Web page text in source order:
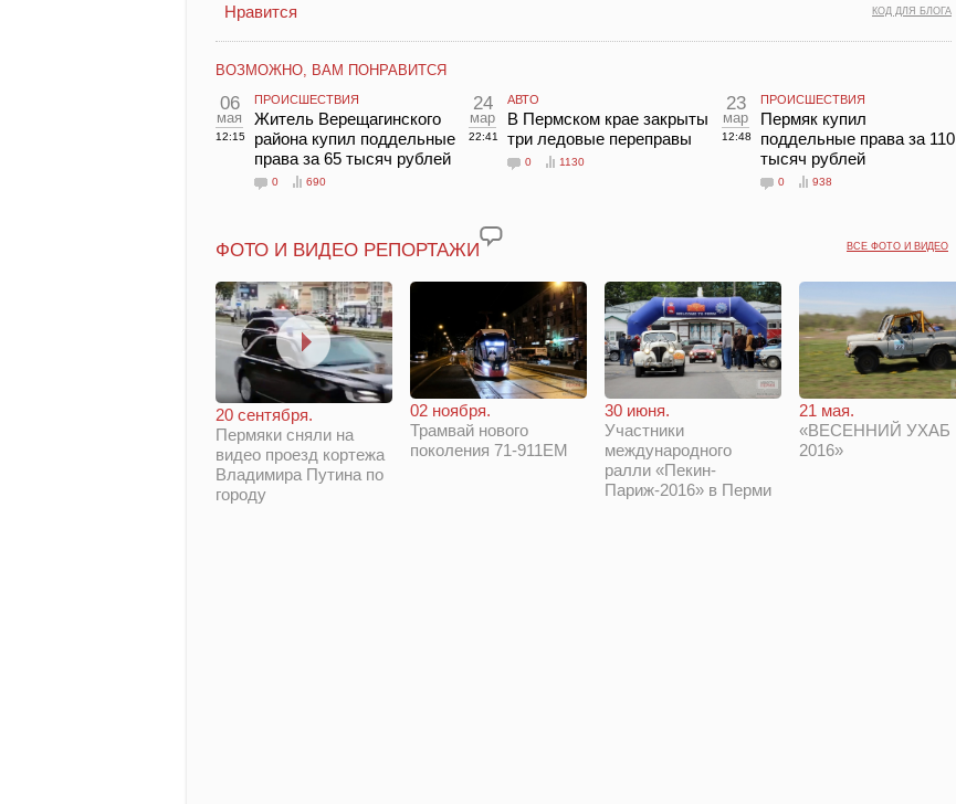
КОД ДЛЯ БЛОГА
Нравится
ВОЗМОЖНО, ВАМ ПОНРАВИТСЯ
06
мая
12:15
ПРОИСШЕСТВИЯ
Житель Верещагинского
района купил поддельные
права за 65 тысяч рублей
0 690
24
мар
22:41
АВТО
В Пермском крае закрыты
три ледовые переправы
0 1130
23
мар
12:48
ПРОИСШЕСТВИЯ
Пермяк купил
поддельные права за 110
тысяч рублей
0 938
ВСЕ ФОТО И ВИДЕО
ФОТО И ВИДЕО РЕПОРТАЖИ
20 сентября.
Пермяки сняли на
видео проезд кортежа
Владимира Путина по
городу
02 ноября.
Трамвай нового
поколения 71-911ЕМ
30 июня.
Участники
международного
ралли «Пекин-
Париж-2016» в Перми
21 мая.
«ВЕСЕННИЙ УХАБ
2016»